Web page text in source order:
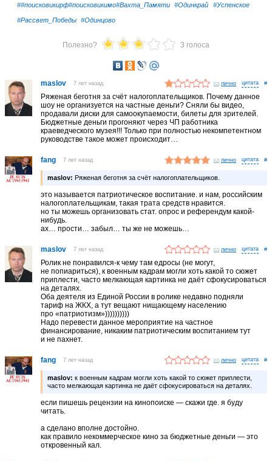
##поисковикирф#поисковикимо#Вахта_Памяти #Одинкрай #Успенское
#Рассвет_Победы #Одинцово
Полезно? 3 голоса
maslov 7 лет назад лично #
Ряженая беготня за счёт налогоплательщиков. Почему данное
шоу не организуется на частные деньги? Сняли бы видео,
продавали диски для самоокупаемости, билеты для зрителей.
Бюджетные деньги прогоняют через ЧП работника
краеведческого музея!!! Только при полностью некомпетентном
руководстве такое может происходит…
fang 7 лет назад лично #
maslov: Ряженая беготня за счёт налогоплательщиков.
это называется патриотическое воспитание. и нам, российским
налогоплательщикам, такая трата средств нравится.
но ты можешь организовать стат. опрос и референдум какой-
нибудь.
ах… прости… забыл… ты же не можешь…
maslov 7 лет назад лично #
Ролик не понравился-к чему там едросы (не могут,
не попиариться), к военным кадрам могли хоть какой то сюжет
приплести, часто мелкающая картинка не даёт сфокусироваться
на деталях.
Оба деятеля из Единой России в ролике недавно подняли
тариф на ЖКХ, а тут вещают нищающему населению
про «патриотизм»))))))))))
Надо перевести данное мероприятие на частное
финансирование, никаким патриотическим воспитанием тут
и не пахнет.
fang 7 лет назад лично #
maslov: к военным кадрам могли хоть какой то сюжет приплести,
часто мелкающая картинка не даёт сфокусироваться на деталях.
если пишешь рецензии на кинопоиске — скажи где. я буду
читать.
а сделано вполне достойно.
как правило некоммерческое кино за бюджетные деньги — это
откровенный кал.